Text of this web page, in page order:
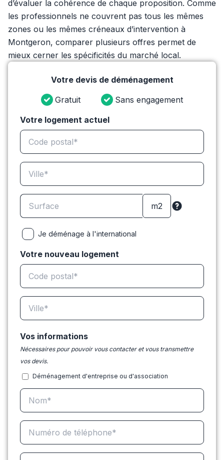
d’évaluer la cohérence de chaque proposition. Comme
les professionnels ne couvrent pas tous les mêmes
zones ou les mêmes créneaux d’intervention à
Montgeron, comparer plusieurs offres permet de
mieux cerner les spécificités du marché local.
Votre devis de déménagement
Gratuit
Sans engagement
Votre logement actuel
Je déménage à l'international
Votre nouveau logement
Vos informations
Nécessaires pour pouvoir vous contacter et vous transmettre
vos devis.
Déménagement d'entreprise ou d'association